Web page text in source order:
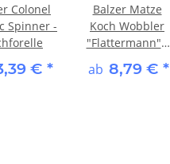
Colonel
Spinner -
€ *
Balzer Matze
Koch Wobbler
"Flattermann" -
ab 8,79 € *